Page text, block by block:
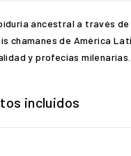
ancestral a través
chamanes de América
y profecías milenarias.
incluidos